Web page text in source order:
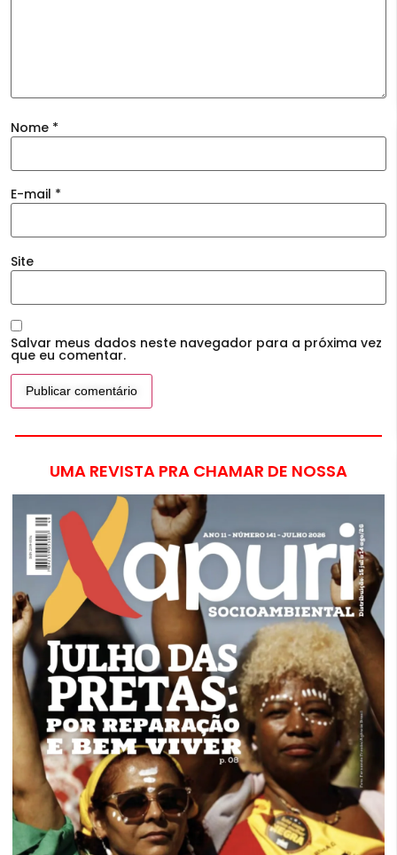
Nome *
E-mail *
Site
Salvar meus dados neste navegador para a próxima vez
que eu comentar.
UMA REVISTA PRA CHAMAR DE NOSSA